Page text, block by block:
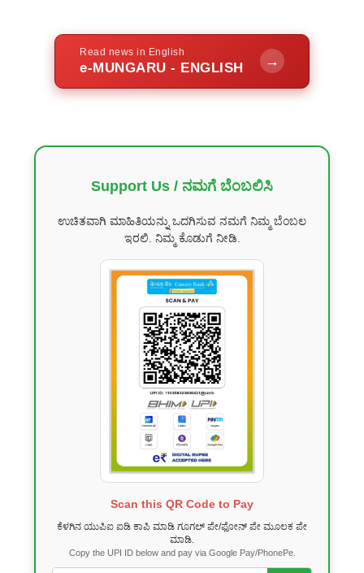
Read news in English
e-MUNGARU - ENGLISH →
Support Us / ನಮಗೆ ಬೆಂಬಲಿಸಿ
ಉಚಿತವಾಗಿ ಮಾಹಿತಿಯನ್ನು ಒದಗಿಸುವ ನಮಗೆ ನಿಮ್ಮ ಬೆಂಬಲ
ಇರಲಿ. ನಿಮ್ಮ ಕೊಡುಗೆ ನೀಡಿ.
Scan this QR Code to Pay
ಕೆಳಗಿನ ಯುಪಿಐ ಐಡಿ ಕಾಪಿ ಮಾಡಿ ಗೂಗಲ್ ಪೇ/ಫೋನ್ ಪೇ ಮೂಲಕ ಪೇ
ಮಾಡಿ.
Copy the UPI ID below and pay via Google Pay/PhonePe.